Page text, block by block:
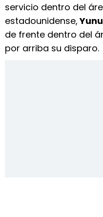
servicio dentro del
estadounidense,
de frente dentro del
por arriba su disparo.